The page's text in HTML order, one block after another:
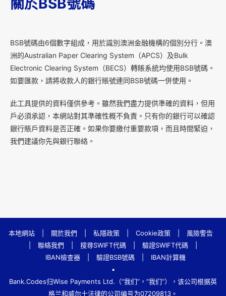
關於BSB號碼
BSB號碼由6個數字組成，用於識別澳洲金融機構的個別分行。澳
洲的Australian Paper Clearing System（APCS）及Bulk
Electronic Clearing System（BECS）轉賬系統均使用BSB號碼。
如要匯款，請將收款人的銀行賬號連同BSB號碼一併使用。
此工具提供的資料僅供參考。雖然我們盡力提供準確的資料，但用
戶必須承認，本網站對其準確性概不負責。只有你的銀行可以確認
銀行賬戶資料是否正確。如果你要繳付重要款項，而且時間緊迫，
我們建議你先與銀行聯絡。
本地網站 關於我們 私隱政策 Cookie政策
風險警告
聯絡我們 搜尋SWIFT代碼 驗證SWIFT代碼
IBAN檢查器
驗證BSB號碼
IBAN計算機
•
Bank.Codes归Wise Payments Ltd.（“我们”，“我们”），该公司根据英
格兰和威尔士法律的公司编号为07209813。